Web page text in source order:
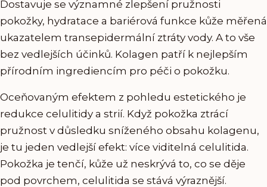
Dostavuje se významné zlepšení pružnosti
pokožky, hydratace a bariérová funkce kůže měřená
ukazatelem transepidermální ztráty vody. A to vše
bez vedlejších účinků. Kolagen patří k nejlepším
přírodním ingrediencím pro péči o pokožku.
Oceňovaným efektem z pohledu estetického je
redukce celulitidy a strií. Když pokožka ztrácí
pružnost v důsledku sníženého obsahu kolagenu,
je tu jeden vedlejší efekt: více viditelná celulitida.
Pokožka je tenčí, kůže už neskrývá to, co se děje
pod povrchem, celulitida se stává výraznější.